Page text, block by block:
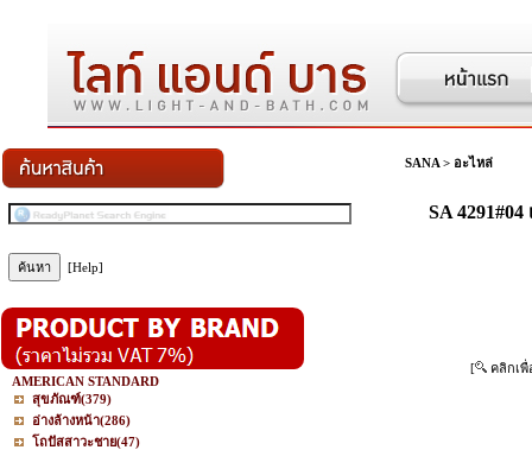
[Help]
AMERICAN STANDARD
สุขภัณฑ์(379)
อ่างล้างหน้า(286)
โถปัสสาวะชาย(47)
SANA > อะไหล่
SA
[ คลิกเพื่